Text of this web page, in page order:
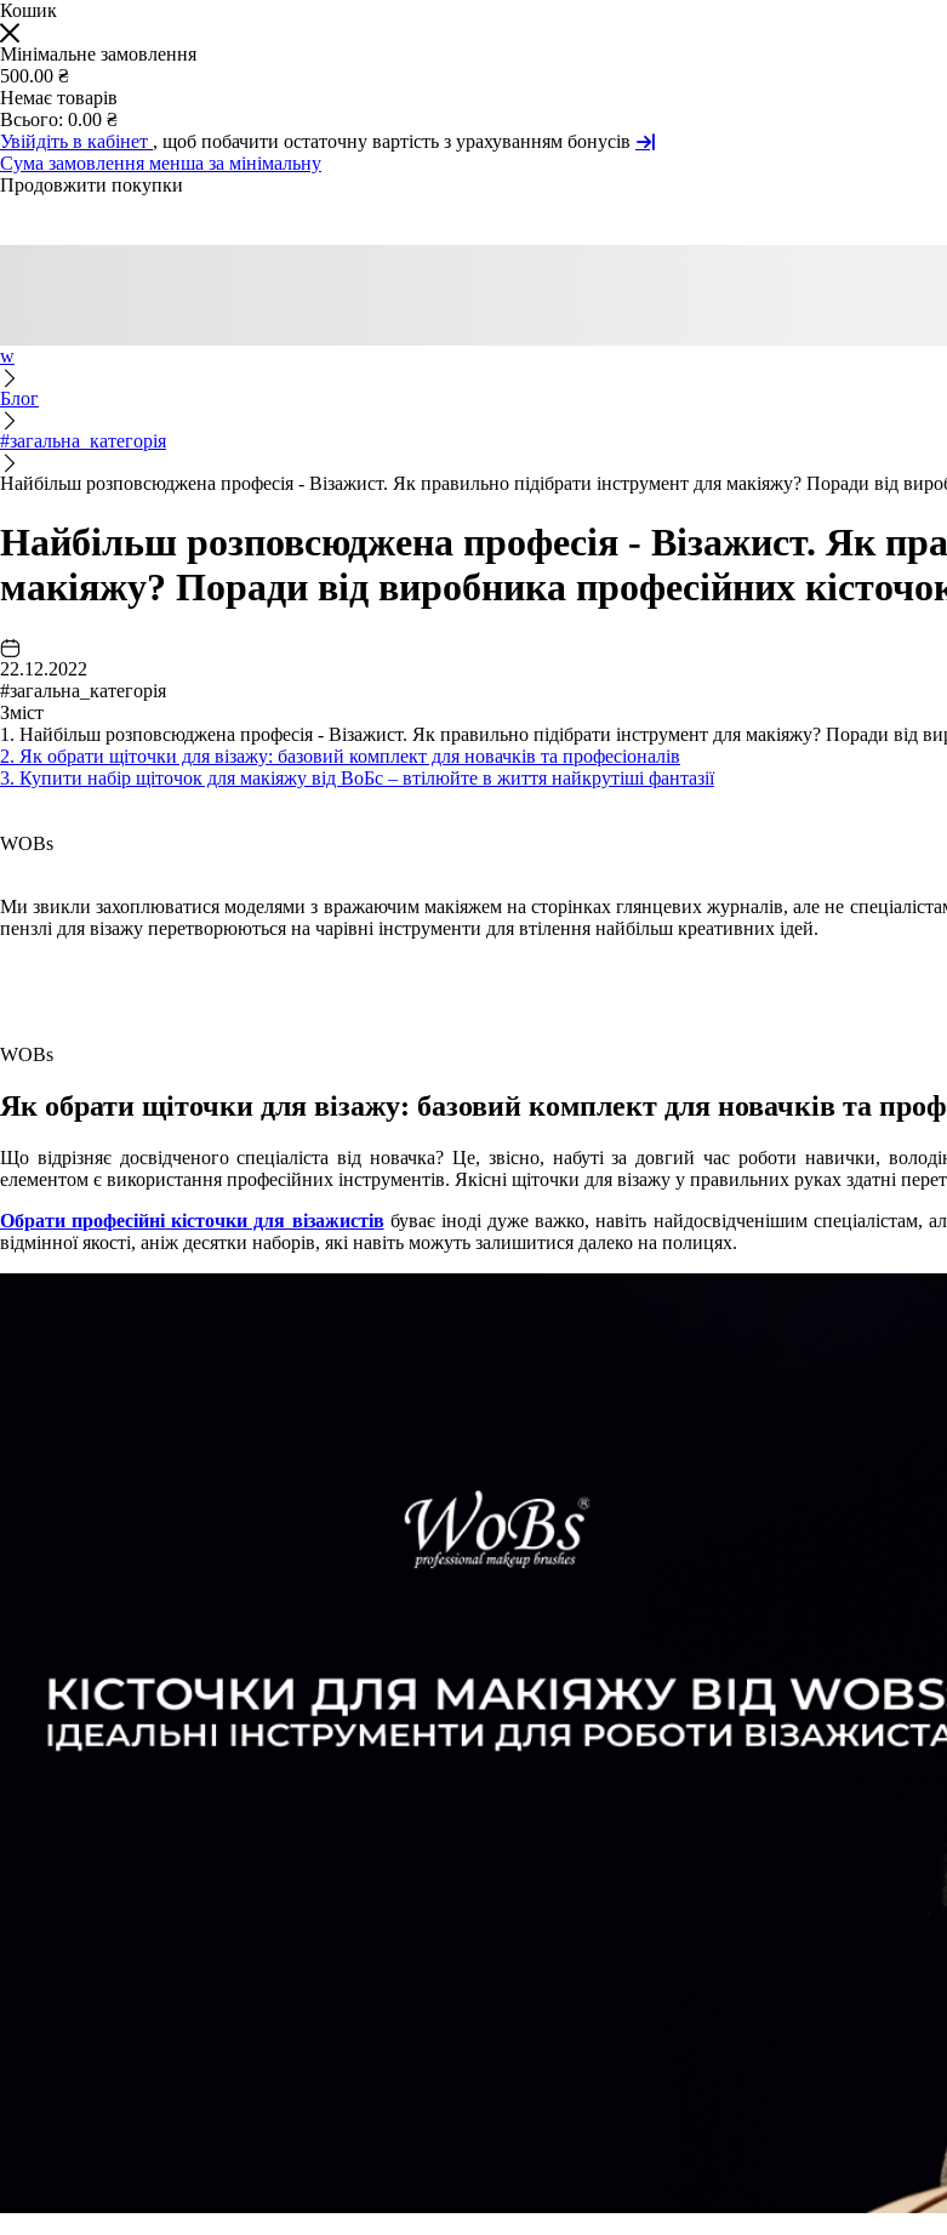
Кошик
Мінімальне замовлення
500.00 ₴
Немає товарів
Всього: 0.00 ₴
Увійдіть в кабінет , щоб побачити остаточну вартість з урахуванням бонусів
Сума замовлення менша за мінімальну
Продовжити покупки
w
Блог
#загальна_категорія
Найбільш розповсюджена професія - Візажист. Як правильно підібрати інструмент для макіяжу? Поради від
Найбільш розповсюджена професія - Візажист. Як
макіяжу? Поради від виробника професійних
22.12.2022
#загальна_категорія
Зміст
1. Найбільш розповсюджена професія - Візажист. Як правильно підібрати інструмент для макіяжу? Поради від
2. Як обрати щіточки для візажу: базовий комплект для новачків та професіоналів
3. Купити набір щіточок для макіяжу від ВоБс – втілюйте в життя найкрутіші фантазії
WOBs
Ми звикли захоплюватися моделями з вражаючим макіяжем на сторінках глянцевих журналів, але не
пензлі для візажу перетворюються на чарівні інструменти для втілення найбільш креативних ідей.
WOBs
Як обрати щіточки для візажу: базовий комплект для новачків та
Що відрізняє досвідченого спеціаліста від новачка? Це, звісно, набуті за довгий час роботи навички,
елементом є використання професійних інструментів. Якісні щіточки для візажу у правильних руках здатні
Обрати професійні кісточки для візажистівбуває іноді дуже важко, навіть найдосвідченішим спеціалістам,
відмінної якості, аніж десятки наборів, які навіть можуть залишитися далеко на полицях.